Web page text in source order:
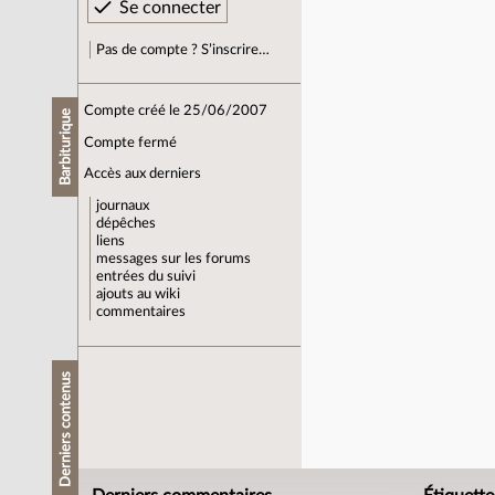
Pas de compte ? S’inscrire…
Barbiturique Compte créé le 25/06/2007
Compte fermé
Accès aux derniers
journaux
dépêches
liens
messages sur les forums
entrées du suivi
ajouts au wiki
commentaires
Derniers contenus